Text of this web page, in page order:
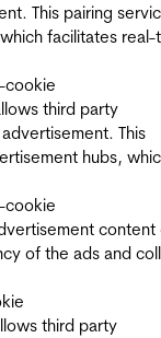
This pairing
facilitates real-
cookie
third party
This
hubs,
cookie
content
of the ads and
third party